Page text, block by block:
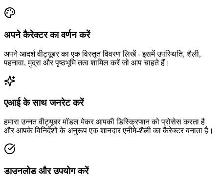
अपने कैरेक्टर का वर्णन करें
अपने आदर्श वीट्यूबर का एक विस्तृत विवरण लिखें - इसमें उपस्थिति, शैली,
पहनावा, मुद्रा और पृष्ठभूमि तत्व शामिल करें जो आप चाहते हैं।
एआई के साथ जनरेट करें
हमारा उन्नत वीट्यूबर मॉडल मेकर आपकी डिस्क्रिप्शन को प्रोसेस करता है
और आपके विनिर्देशों के अनुरूप एक शानदार एनीमे-शैली का कैरेक्टर बनाता है।
डाउनलोड और उपयोग करें